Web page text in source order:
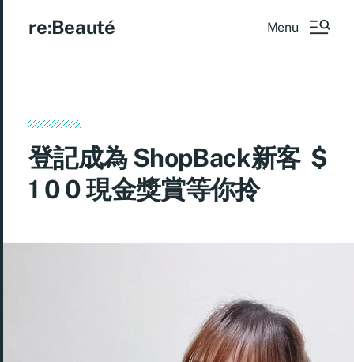
re:Beauté Menu
登記成為 ShopBack新客 $
1 0 0 現金獎賞等你拎